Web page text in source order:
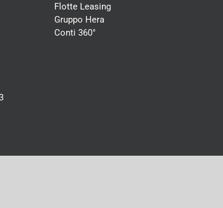
Flotte Leasing
Gruppo Hera
Conti 360°